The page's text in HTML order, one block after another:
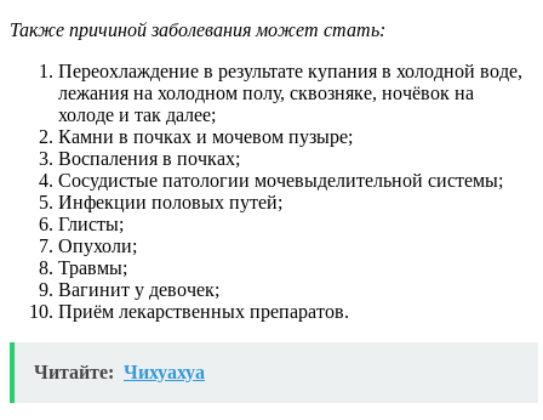
Также причиной заболевания может стать:
Переохлаждение в результате купания в холодной воде,
лежания на холодном полу, сквозняке, ночёвок на
холоде и так далее;
Камни в почках и мочевом пузыре;
Воспаления в почках;
Сосудистые патологии мочевыделительной системы;
Инфекции половых путей;
Глисты;
Опухоли;
Травмы;
Вагинит у девочек;
Приём лекарственных препаратов.
Читайте: Чихуахуа